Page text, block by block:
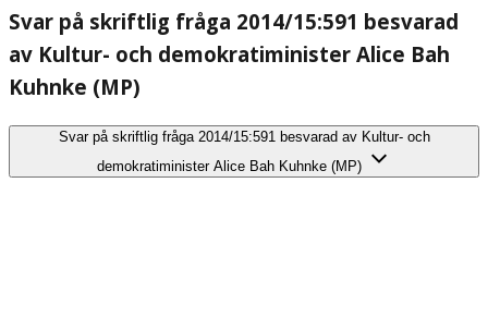
Svar på skriftlig fråga 2014/15:591 besvarad
av Kultur- och demokratiminister Alice Bah
Kuhnke (MP)
Svar på skriftlig fråga 2014/15:591 besvarad av Kultur- och
demokratiminister Alice Bah Kuhnke (MP)